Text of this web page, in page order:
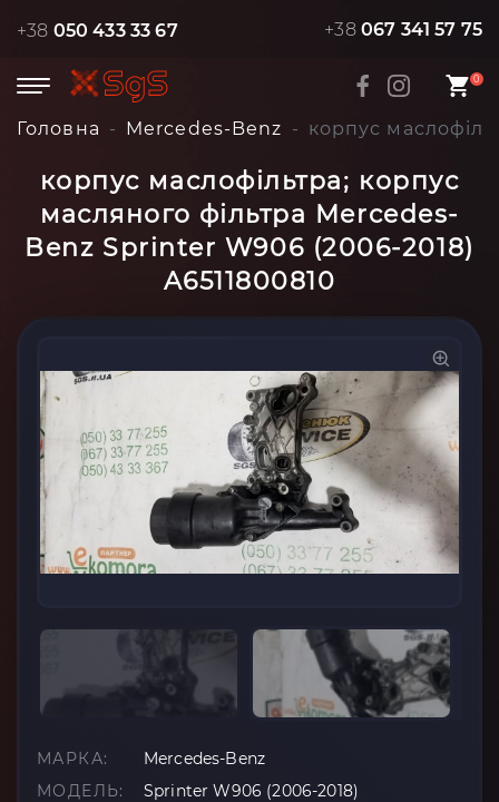
+38 050 433 33 67 +38 067 341 57 75
0
Головна Mercedes-Benz корпус
корпус маслофільтра; корпус
масляного фільтра Mercedes-
Benz Sprinter W906 (2006-2018)
A6511800810
МАРКА:
Mercedes-Benz
МОДЕЛЬ:
Sprinter W906 (2006-2018)